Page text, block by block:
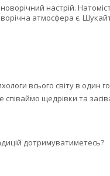
настрій.
атмосфера є.
всього світу в один
щедрівки та
дотримуватиметесь?